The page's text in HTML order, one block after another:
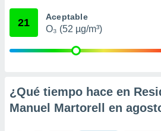
e
publicidad
21 Aceptable
O₃ (52 µg/m³)
¿Qué tiempo hace en
Manuel Martorell en